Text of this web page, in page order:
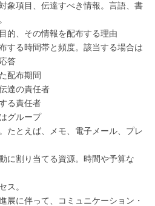
象項目、伝達すべき情報。言語、書
的、その情報を配布する理由
する時間帯と頻度。該当する場合は
答
配布期間
達の責任者
る責任者
グループ
たとえば、メモ、電子メール、プレ
に割り当てる資源。時間や予算な
ス。
展に伴って、コミュニケーション・